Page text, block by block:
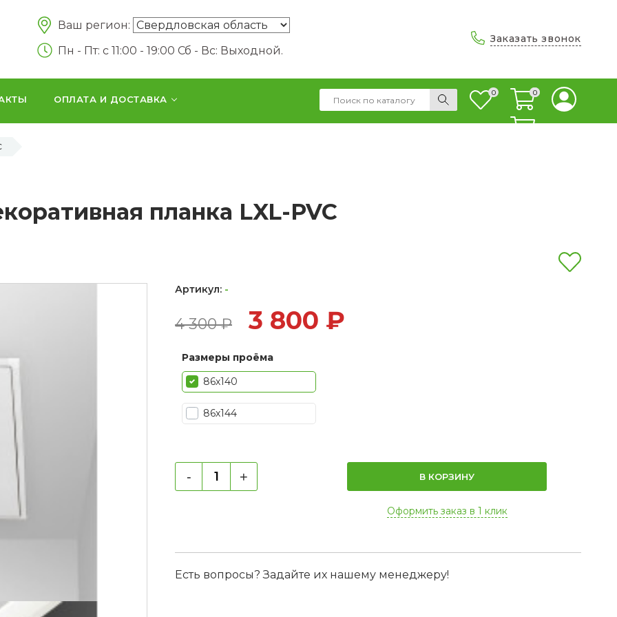
Заказать звонок
Ваш регион:
Пн - Пт: c 11:00 - 19:00 Сб - Вс: Выходной.
ОПЛАТА И ДОСТАВКА
0 0
0
планка LXL-PVC
Артикул: -
4 300₽ 3 800 ₽
Размеры проёма
86х140
86х144
- + В КОРЗИНУ
Оформить заказ в 1 клик
Есть вопросы? Задайте их нашему менеджеру!